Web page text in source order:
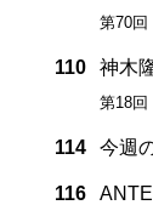
第70回
110 神木
第18回
114 今週
116